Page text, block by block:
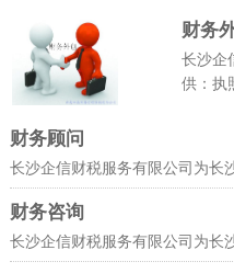
财务
长沙企
供：执
财务顾问
长沙企信财税服务有限公司为长
财务咨询
长沙企信财税服务有限公司为长